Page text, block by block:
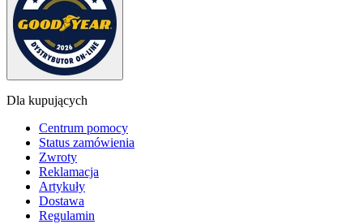
Dla kupujących
Centrum pomocy
Status zamówienia
Zwroty
Reklamacja
Artykuły
Dostawa
Regulamin